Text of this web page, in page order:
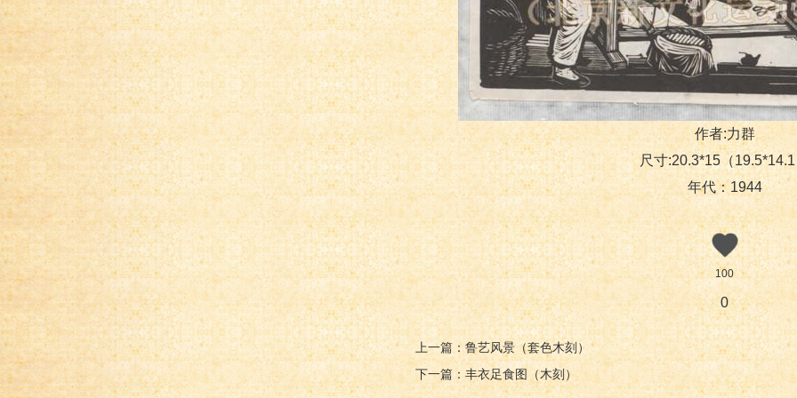
作者:力群
尺寸:20.3*15（
年代：1944
100
0
上一篇：鲁艺风景（套色木刻）
下一篇：丰衣足食图（木刻）